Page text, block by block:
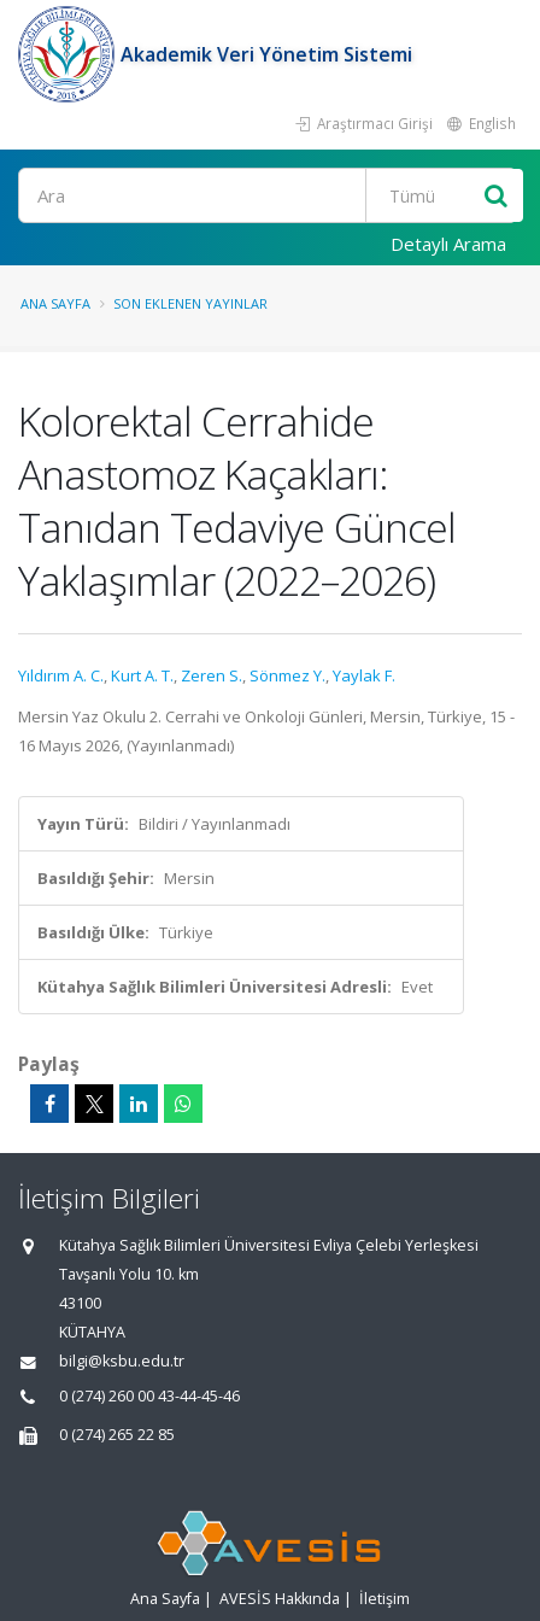
Akademik Veri Yönetim Sistemi
Araştırmacı Girişi English
Ara
Detaylı Arama
ANA SAYFA SON EKLENEN YAYINLAR
Kolorektal Cerrahide
Anastomoz Kaçakları:
Tanıdan Tedaviye Güncel
Yaklaşımlar (2022–2026)
Yıldırım A. C.,Kurt A. T., Zeren S., Sönmez Y.,Yaylak F.
Mersin Yaz Okulu 2. Cerrahi ve Onkoloji Günleri, Mersin, Türkiye, 15 -
16 Mayıs 2026, (Yayınlanmadı)
Yayın Türü: Bildiri / Yayınlanmadı
Basıldığı Şehir: Mersin
Basıldığı Ülke: Türkiye
Kütahya Sağlık Bilimleri Üniversitesi Adresli: Evet
Paylaş
İletişim Bilgileri
Kütahya Sağlık Bilimleri Üniversitesi Evliya Çelebi Yerleşkesi
Tavşanlı Yolu 10. km
43100
KÜTAHYA
bilgi@ksbu.edu.tr
0 (274) 260 00 43-44-45-46
0 (274) 265 22 85
Ana Sayfa | AVESİS Hakkında | İletişim